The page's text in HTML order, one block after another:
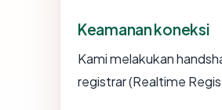
Keamanan koneksi
Kami melakukan
registrar (Realtime